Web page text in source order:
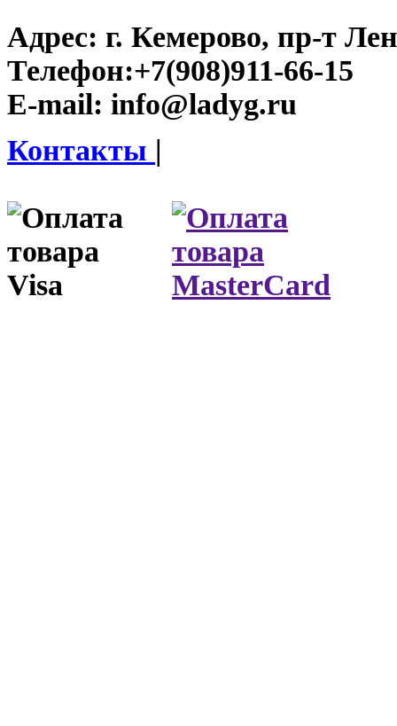
Адрес: г. Кемерово, пр-т
Телефон:+7(908)911-66-15
E-mail: info@ladyg.ru
Контакты |